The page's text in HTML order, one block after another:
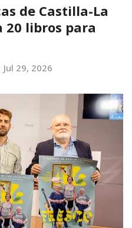
de Castilla-La
20 libros para
Jul 29, 2026